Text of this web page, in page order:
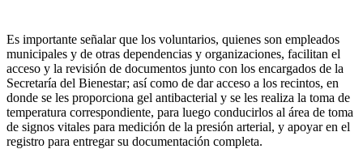
Es importante señalar que los voluntarios, quienes son empleados
municipales y de otras dependencias y organizaciones, facilitan el
acceso y la revisión de documentos junto con los encargados de la
Secretaría del Bienestar; así como de dar acceso a los recintos, en
donde se les proporciona gel antibacterial y se les realiza la toma de
temperatura correspondiente, para luego conducirlos al área de toma
de signos vitales para medición de la presión arterial, y apoyar en el
registro para entregar su documentación completa.